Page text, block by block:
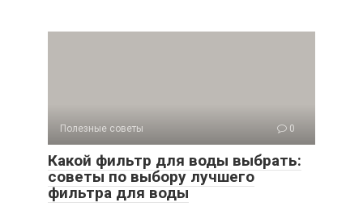
Полезные советы 0
Какой фильтр для воды выбрать:
советы по выбору лучшего
фильтра для воды